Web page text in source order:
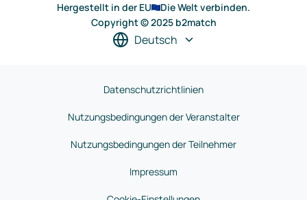
Hergestellt in der EU
Die Welt verbinden.
Copyright © 2025 b2match
Deutsch
Datenschutzrichtlinien
Nutzungsbedingungen der Veranstalter
Nutzungsbedingungen der Teilnehmer
Impressum